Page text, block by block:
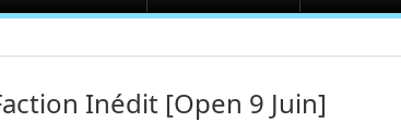
Inédit [Open 9 Juin]